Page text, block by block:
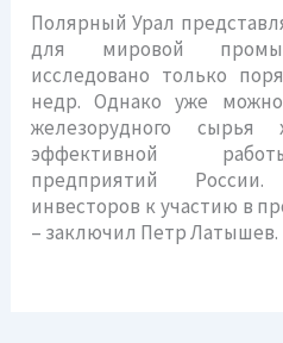
Полярный Урал
для мировой
исследовано только
недр. Однако уже можно
железорудного
эффективной
предприятий
инвесторов к участию в
– заключил Петр Латышев.